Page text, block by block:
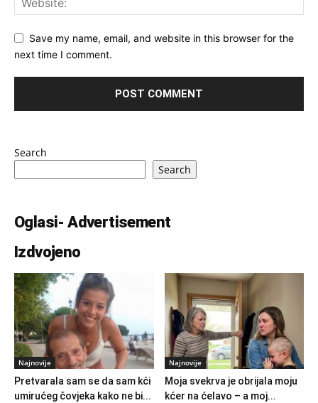
Save my name, email, and website in this browser for the
next time I comment.
Search
Search
Oglasi- Advertisement
Izdvojeno
Najnovije
Pretvarala sam se da sam kći
umirućeg čovjeka kako ne bi...
Najnovije
Moja svekrva je obrijala moju
kćer na ćelavo – a moj...